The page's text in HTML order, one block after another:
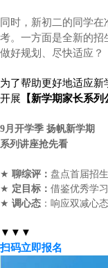
同时，新初二的同学
考。一方面是全新的招
做好规划、尽快适应？
为了帮助更好地适应
开展 【新学期家长系
9 月开学季 扬帆新学期
系列讲座抢先看
★ 聊综评： 盘点首届招
★ 定目标： 借鉴优秀学
★ 调心态 ：响应双减心
▼▼▼
扫码立即报名